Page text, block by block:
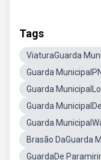
Tags
ViaturaGuarda
Guarda
Guarda
Guarda
Guarda
Brasão DaGuarda
GuardaDe